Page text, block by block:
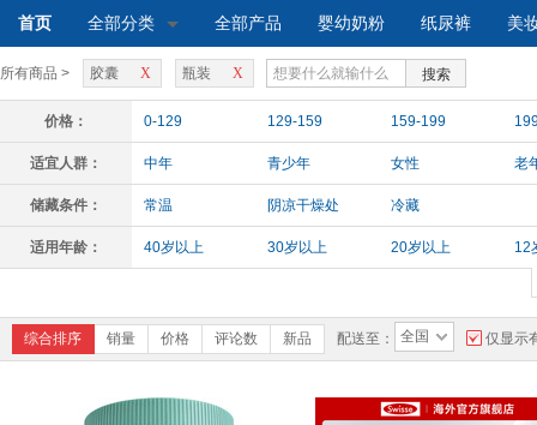
首页 全部分类 全部产品 婴幼奶粉 纸尿裤 美
所有商品 > X
胶囊 X
瓶装 搜索
价格： 0-129 129-159 159-199
适宜人群： 中年 青少年 女性 老
儿童
储藏条件： 常温 阴凉干燥处 冷藏
适用年龄： 40岁以上 30岁以上 20岁以上 12
综合排序 销量 价格 评论数 新品 配送至： 全国 仅显示